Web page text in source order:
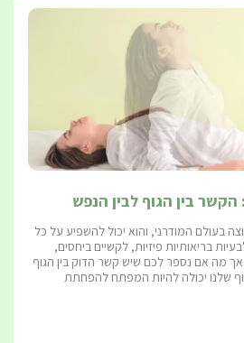
בין הגוף לבין הנפש
בעולם המודרני, והוא יכול להשפיע על כל
בריאותיות פיזיות, לקשיים ביחסים,
אך מה אם נספר לכם שיש קשר הדוק בין הגוף
שלנו יכולה להיות המפתח להפחתת